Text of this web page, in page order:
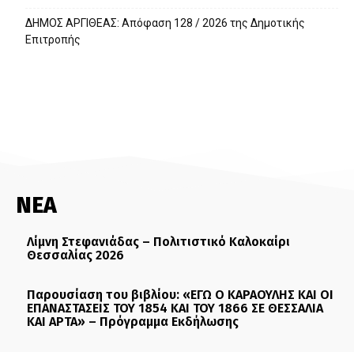
ΔΗΜΟΣ ΑΡΓΙΘΕΑΣ: Απόφαση 128 / 2026 της Δημοτικής
Επιτροπής
ΝΕΑ
Λίμνη Στεφανιάδας – Πολιτιστικό Καλοκαίρι
Θεσσαλίας 2026
Παρουσίαση του βιβλίου: «ΕΓΩ Ο ΚΑΡΑΟΥΛΗΣ ΚΑΙ ΟΙ
ΕΠΑΝΑΣΤΑΣΕΙΣ ΤΟΥ 1854 ΚΑΙ ΤΟΥ 1866 ΣΕ ΘΕΣΣΑΛΙΑ
ΚΑΙ ΑΡΤΑ» – Πρόγραμμα Εκδήλωσης